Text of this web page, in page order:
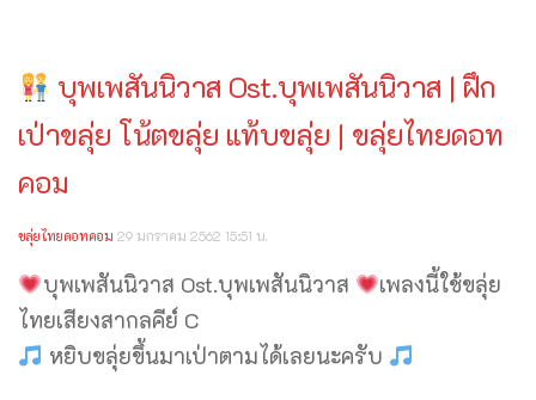
บุพเพสันนิวาส Ost.บุพเพสันนิวาส | ฝึก
เป่าขลุ่ย โน้ตขลุ่ย แท้บขลุ่ย | ขลุ่ยไทยดอท
คอม
ขลุ่ยไทยดอทคอม 29 มกราคม 2562 15:51 น.
บุพเพสันนิวาส Ost.บุพเพสันนิวาส
เพลงนี้ใช้ขลุ่ย
ไทยเสียงสากลคีย์ C
หยิบขลุ่ยขึ้นมาเป่าตามได้เลยนะครับ